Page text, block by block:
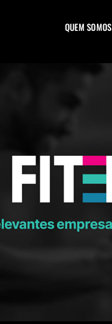
QUEM SOMOS